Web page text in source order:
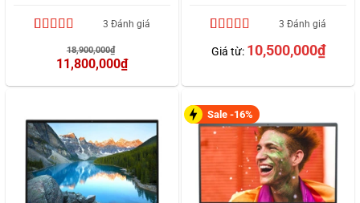
dựa trên
đánh giá
3 Đánh giá
18,900,000₫
gốc
là:
11,800,000₫
hiện
11,800,000₫.
trên 5
dựa trên
3 Đánh giá
Giá từ: 10,500,000₫
Sale -16%